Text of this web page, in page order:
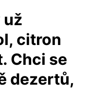
už
citron
Chci se
dezertů,